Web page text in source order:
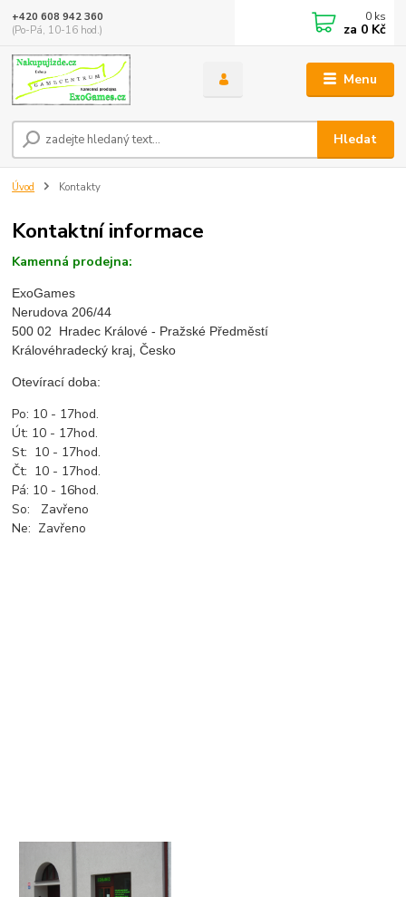
Menu
Hledat
+420 608 942 360
(Po-Pá, 10-16 hod.)
0 ks
za 0 Kč
Úvod Kontakty
Kontaktní informace
Kamenná prodejna:
ExoGames
Nerudova 206/44
500 02 Hradec Králové - Pražské Předměstí
Královéhradecký kraj, Česko
Otevírací doba:
Po: 10 - 17hod.
Út: 10 - 17hod.
St: 10 - 17hod.
Čt: 10 - 17hod.
Pá: 10 - 16hod.
So: Zavřeno
Ne: Zavřeno